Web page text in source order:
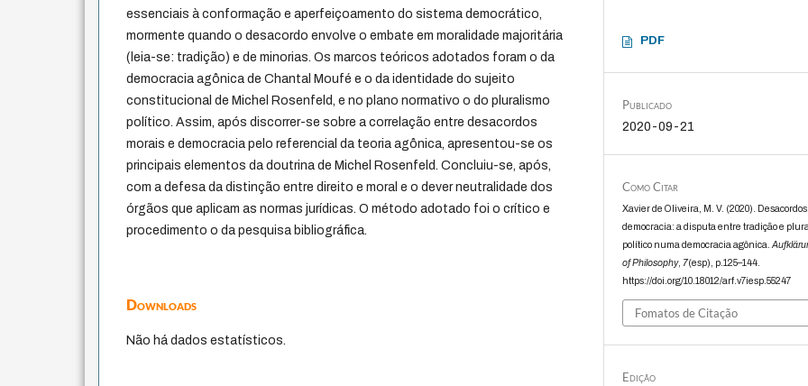
essenciais à conformação e aperfeiçoamento do sistema democrático,
mormente quando o desacordo envolve o embate em moralidade majoritária
(leia-se: tradição) e de minorias. Os marcos teóricos adotados foram o da
democracia agônica de Chantal Moufé e o da identidade do sujeito
constitucional de Michel Rosenfeld, e no plano normativo o do pluralismo
político. Assim, após discorrer-se sobre a correlação entre desacordos
morais e democracia pelo referencial da teoria agônica, apresentou-se os
principais elementos da doutrina de Michel Rosenfeld. Concluiu-se, após,
com a defesa da distinção entre direito e moral e o dever neutralidade dos
órgãos que aplicam as normas jurídicas. O método adotado foi o crítico e
procedimento o da pesquisa bibliográfica.
Downloads
Não há dados estatísticos.
PDF
Publicado
2020-09-21
Como Citar
Xavier de Oliveira, M. V. (2020).
democracia: a disputa entre tradição e
político numa democracia agônica.
of Philosophy, 7(esp), p.125–144.
https://doi.org/10.18012/arf.v7iesp.55247
Fomatos de Citação
Edição